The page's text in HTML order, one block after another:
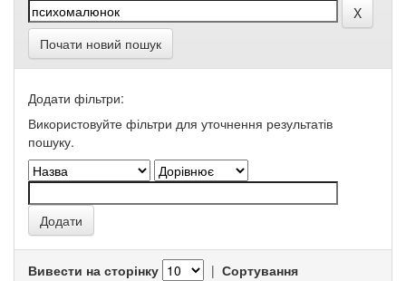
Почати новий пошук
Додати фільтри:
Використовуйте фільтри для уточнення результатів
пошуку.
Вивести на сторінку | Сортування